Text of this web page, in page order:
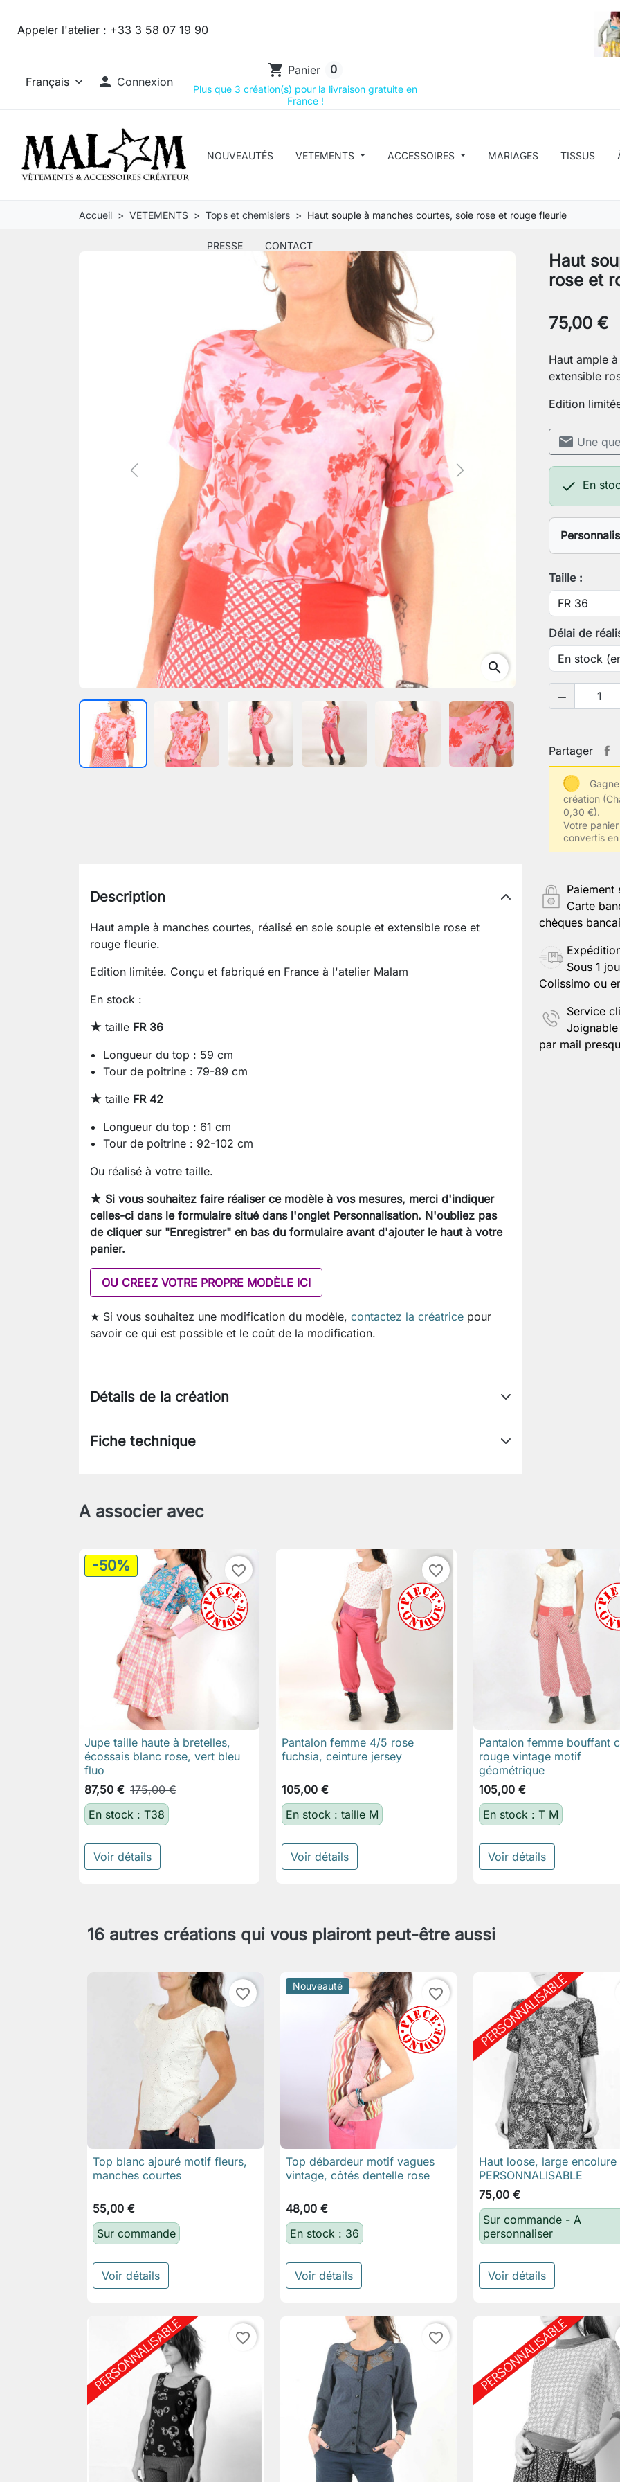
Appeler l'atelier : +33 3 58 07 19 90
 Connexion
shopping_cart Panier 0
Plus que 3 création(s) pour la livraison gratuite en
France !
NOUVEAUTÉS VETEMENTS ACCESSOIRES MARIAGES TISSUS
PRESSE CONTACT
Accueil VETEMENTS Tops et chemisiers Haut souple à manches courtes, soie rose et rouge fleurie
Previous Next
search
Haut
rose et
75,00 €
Haut ample
extensible
Edition
mail Une
 En
Votre
Votre
Autres
Taille :
Délai de

Partager
création
0,30 €).
Votre
convertis
Paiement
Carte
chèques
Sous 1
Colissimo ou
Service
par mail
Description
Haut ample à manches courtes, réalisé en soie souple et extensible rose et
rouge fleurie.
Edition limitée. Conçu et fabriqué en France à l'atelier Malam
En stock :
★ taille FR 36
Longueur du top : 59 cm
Tour de poitrine : 79-89 cm
★ taille FR 42
Longueur du top : 61 cm
Tour de poitrine : 92-102 cm
Ou réalisé à votre taille.
★ Si vous souhaitez faire réaliser ce modèle à vos mesures, merci d'indiquer
celles-ci dans le formulaire situé dans l'onglet Personnalisation. N'oubliez pas
de cliquer sur "Enregistrer" en bas du formulaire avant d'ajouter le haut à votre
panier.
OU CREEZ VOTRE PROPRE MODÈLE ICI
★ Si vous souhaitez une modification du modèle, contactez la créatrice pour
savoir ce qui est possible et le coût de la modification.
Détails de la création
Fiche technique
A associer avec
-50% favorite_border
 Aperçu rapide
Jupe taille haute à bretelles,
écossais blanc rose, vert bleu
fluo
87,50 € 175,00 €
En stock : T38
Voir détails
favorite_border
 Aperçu rapide
Pantalon femme 4/5 rose
fuchsia, ceinture jersey
105,00 €
En stock : taille M
Voir détails
 Aperçu rapide
Pantalon femme bouffant
rouge vintage motif
géométrique
105,00 €
En stock : T M
Voir détails
16 autres créations qui vous plairont peut-être aussi
favorite_border
 Aperçu rapide
Top blanc ajouré motif fleurs,
manches courtes
55,00 €
Sur commande
Voir détails
Nouveauté favorite_border
 Aperçu rapide
Top débardeur motif vagues
vintage, côtés dentelle rose
48,00 €
En stock : 36
Voir détails
 Aperçu rapide
Haut loose, large encolure
PERSONNALISABLE
75,00 €
Sur commande - A
personnaliser
Voir détails
favorite_border favorite_border